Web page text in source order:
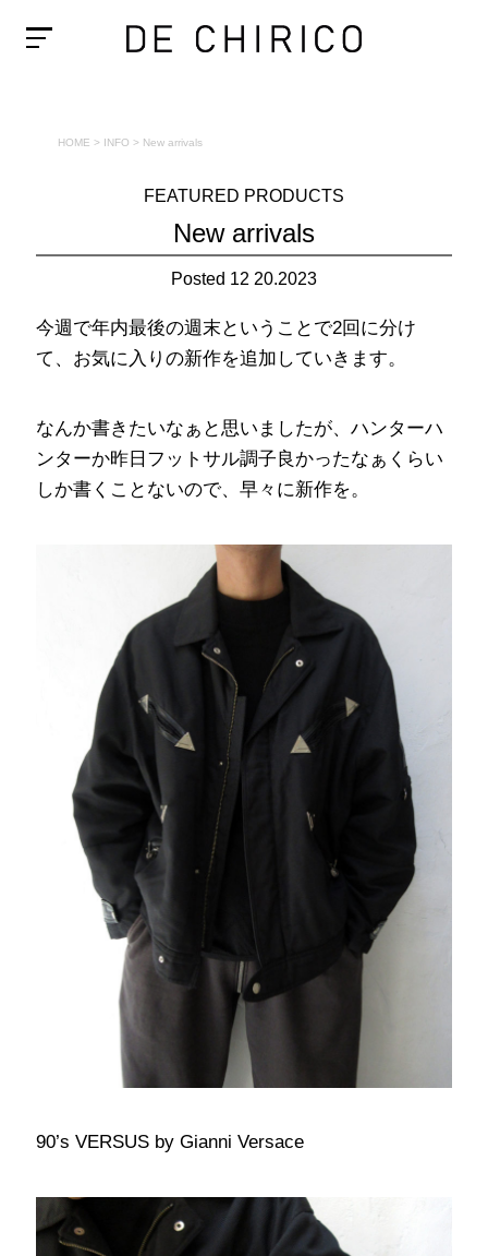
HOME > INFO > New arrivals
FEATURED PRODUCTS
New arrivals
Posted 12 20.2023
今週で年内最後の週末ということで2回に分け
て、お気に入りの新作を追加していきます。
なんか書きたいなぁと思いましたが、ハンターハ
ンターか昨日フットサル調子良かったなぁくらい
しか書くことないので、早々に新作を。
90’s VERSUS by Gianni Versace